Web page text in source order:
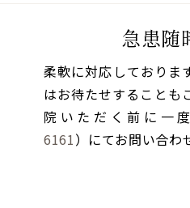
急患随
柔軟に対応しておりま
はお待たせすることも
院いただく前に一
6161）にてお問い合わ